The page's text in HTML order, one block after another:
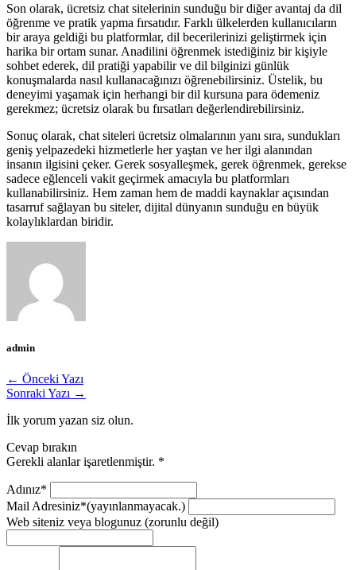
Son olarak, ücretsiz chat sitelerinin sunduğu bir diğer avantaj da dil
öğrenme ve pratik yapma fırsatıdır. Farklı ülkelerden kullanıcıların
bir araya geldiği bu platformlar, dil becerilerinizi geliştirmek için
harika bir ortam sunar. Anadilini öğrenmek istediğiniz bir kişiyle
sohbet ederek, dil pratiği yapabilir ve dil bilginizi günlük
konuşmalarda nasıl kullanacağınızı öğrenebilirsiniz. Üstelik, bu
deneyimi yaşamak için herhangi bir dil kursuna para ödemeniz
gerekmez; ücretsiz olarak bu fırsatları değerlendirebilirsiniz.
Sonuç olarak, chat siteleri ücretsiz olmalarının yanı sıra, sundukları
geniş yelpazedeki hizmetlerle her yaştan ve her ilgi alanından
insanın ilgisini çeker. Gerek sosyalleşmek, gerek öğrenmek, gerekse
sadece eğlenceli vakit geçirmek amacıyla bu platformları
kullanabilirsiniz. Hem zaman hem de maddi kaynaklar açısından
tasarruf sağlayan bu siteler, dijital dünyanın sunduğu en büyük
kolaylıklardan biridir.
admin
← Önceki Yazı
Sonraki Yazı →
İlk yorum yazan siz olun.
Cevap bırakın
Gerekli alanlar işaretlenmiştir. *
Adınız*
Mail Adresiniz*(yayınlanmayacak.)
Web siteniz veya blogunuz (zorunlu değil)